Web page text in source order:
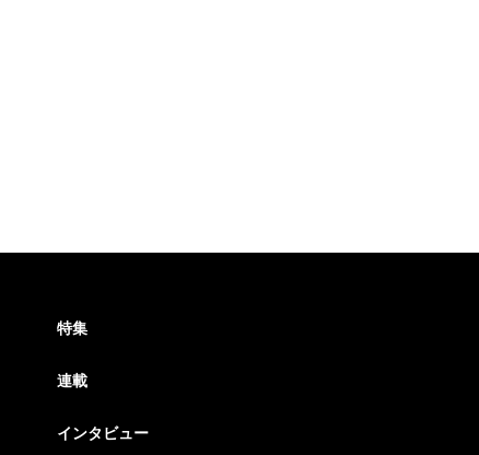
特集
連載
インタビュー